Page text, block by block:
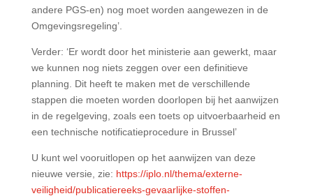
andere PGS-en) nog moet worden aangewezen in de
Omgevingsregeling’.
Verder: ‘Er wordt door het ministerie aan gewerkt, maar
we kunnen nog niets zeggen over een definitieve
planning. Dit heeft te maken met de verschillende
stappen die moeten worden doorlopen bij het aanwijzen
in de regelgeving, zoals een toets op uitvoerbaarheid en
een technische notificatieprocedure in Brussel’
U kunt wel vooruitlopen op het aanwijzen van deze
nieuwe versie, zie: https://iplo.nl/thema/externe-
veiligheid/publicatiereeks-gevaarlijke-stoffen-